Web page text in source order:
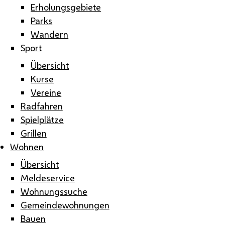
Erholungsgebiete
Parks
Wandern
Sport
Übersicht
Kurse
Vereine
Radfahren
Spielplätze
Grillen
Wohnen
Übersicht
Meldeservice
Wohnungssuche
Gemeindewohnungen
Bauen